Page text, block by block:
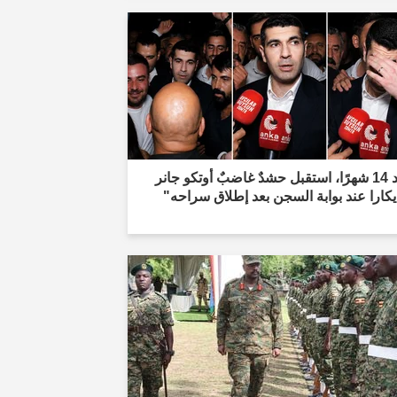
"بعد 14 شهرًا، استقبل حشدٌ غاضبٌ أوتكو جانر
عند بوابة السجن بعد إطلاق سراحه"